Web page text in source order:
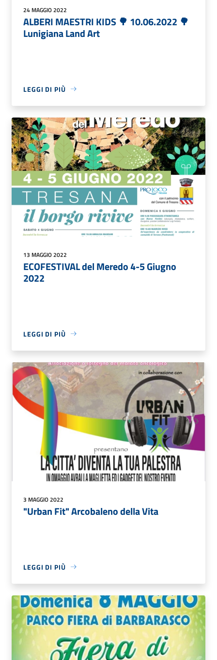
24 MAGGIO 2022
ALBERI MAESTRI KIDS 🌳 10.06.2022 🌳
Lunigiana Land Art
LEGGI DI PIÙ
13 MAGGIO 2022
ECOFESTIVAL del Meredo 4-5 Giugno
2022
LEGGI DI PIÙ
3 MAGGIO 2022
"Urban Fit" Arcobaleno della Vita
LEGGI DI PIÙ